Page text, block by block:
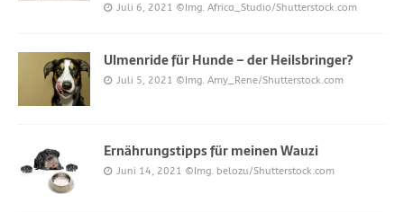
Juli 6, 2021 ©Img. Africa_Studio/Shutterstock.com
Ulmenride für Hunde – der Heilsbringer?
Juli 5, 2021 ©Img. Amy_Rene/Shutterstock.com
Ernährungstipps für meinen Wauzi
Juni 14, 2021 ©Img. belozu/Shutterstock.com